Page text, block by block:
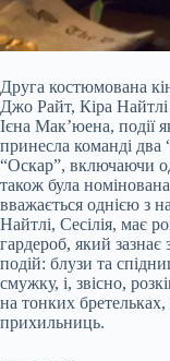
Друга костюмована
Джо Райт, Кіра
Ієна Мак’юена, події
принесла команді два
“Оскар”, включаючи
також була
вважається однією з
Найтлі, Сесілія, має
гардероб, який зазнає
подій: блузи та
смужку, і, звісно,
на тонких
прихильниць.